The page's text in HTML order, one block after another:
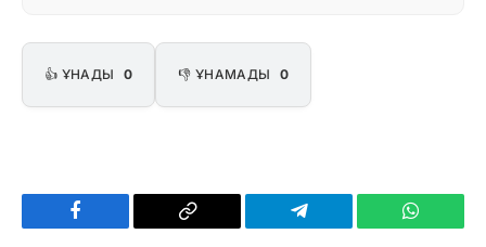
👍 ҰНАДЫ 0 👎 ҰНАМАДЫ 0
Facebook
Copy
Telegram